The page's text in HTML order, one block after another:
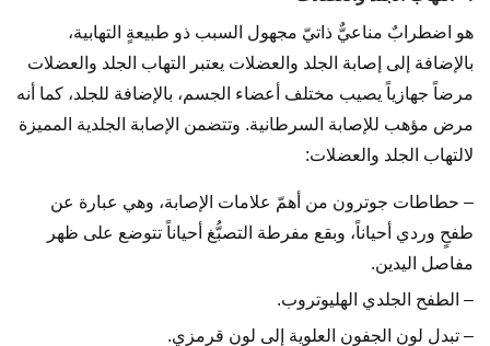
هو اضطرابٌ مناعيٌّ ذاتيّ مجهول السبب ذو طبيعةٍ التهابية،
بالإضافة إلى إصابة الجلد والعضلات يعتبر التهاب الجلد والعضلات
مرضاً جهازياً يصيب مختلف أعضاء الجسم، بالإضافة للجلد، كما أنه
مرض مؤهب للإصابة السرطانية. وتتضمن الإصابة الجلدية المميزة
لالتهاب الجلد والعضلات:
– حطاطات جوترون من أهمّ علامات الإصابة، وهي عبارة عن
طفحٍ وردي أحياناً، وبقع مفرطة التصبُّغ أحياناً تتوضع على ظهر
مفاصل اليدين.
– الطفح الجلدي الهليوتروب.
– تبدل لون الجفون العلوية إلى لونٍ قرمزي.